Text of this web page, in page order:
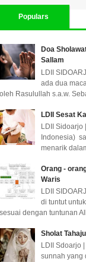
Populars
Doa
Sallam
LDII
ada dua
oleh Rasulullah s.a.w.
LDII Sesat
LDII Sidoarjo
Indonesia)
menarik
Orang -
Waris
LDII
di tuntut
sesuai dengan tuntunan
Sholat
LDII Sdoarjo
sunnah yang